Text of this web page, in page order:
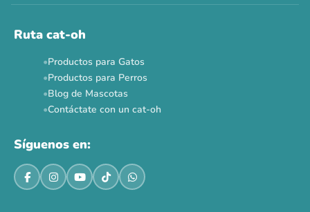
Ruta cat-oh
Productos para Gatos
Productos para Perros
Blog de Mascotas
Contáctate con un cat-oh
Síguenos en: